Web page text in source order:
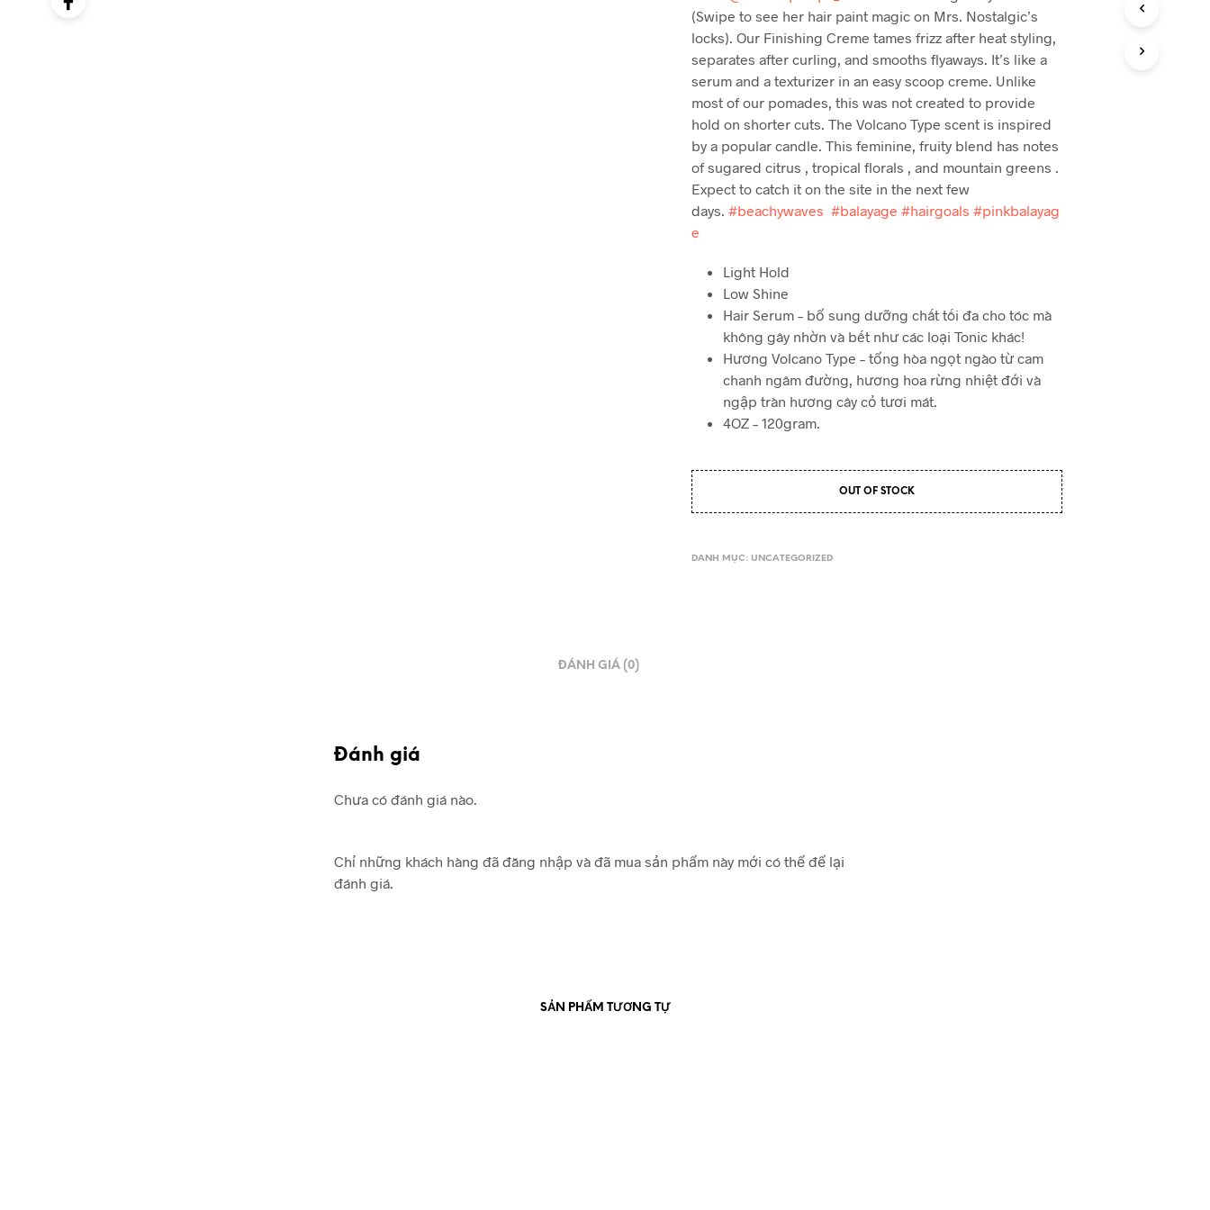
(Swipe to see her hair paint magic on Mrs. Nostalgic’s
locks). Our Finishing Creme tames frizz after heat styling,
separates after curling, and smooths flyaways. It’s like a
serum and a texturizer in an easy scoop creme. Unlike
most of our pomades, this was not created to provide
hold on shorter cuts. The Volcano Type scent is inspired
by a popular candle. This feminine, fruity blend has notes
of sugared citrus , tropical florals , and mountain greens .
Expect to catch it on the site in the next few
days.#beachywaves #balayage #hairgoals #pinkbalayag
e
Light Hold
Low Shine
Hair Serum – bổ sung dưỡng chất tối đa cho tóc mà
không gây nhờn và bết như các loại Tonic khác!
Hương Volcano Type – tổng hòa ngọt ngào từ cam
chanh ngâm đường, hương hoa rừng nhiệt đới và
ngập tràn hương cây cỏ tươi mát.
4OZ – 120gram.
OUT OF STOCK
DANH MỤC:UNCATEGORIZED
ĐÁNH GIÁ (0)
Đánh giá
Chưa có đánh giá nào.
Chỉ những khách hàng đã đăng nhập và đã mua sản phẩm này mới có thể để lại
đánh giá.
SẢN PHẨM TƯƠNG TỰ